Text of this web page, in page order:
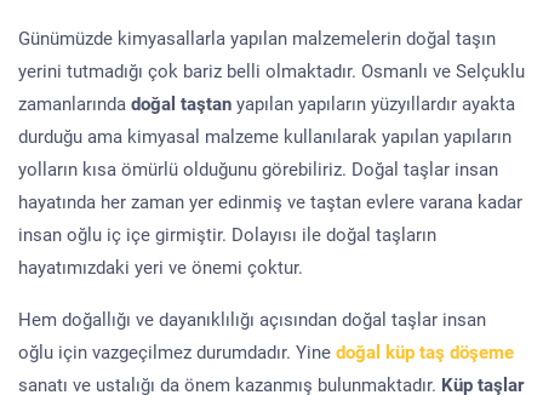
Günümüzde kimyasallarla yapılan malzemelerin doğal taşın
yerini tutmadığı çok bariz belli olmaktadır. Osmanlı ve Selçuklu
zamanlarında doğal taştan yapılan yapıların yüzyıllardır ayakta
durduğu ama kimyasal malzeme kullanılarak yapılan yapıların
yolların kısa ömürlü olduğunu görebiliriz. Doğal taşlar insan
hayatında her zaman yer edinmiş ve taştan evlere varana kadar
insan oğlu iç içe girmiştir. Dolayısı ile doğal taşların
hayatımızdaki yeri ve önemi çoktur.
Hem doğallığı ve dayanıklılığı açısından doğal taşlar insan
oğlu için vazgeçilmez durumdadır. Yine doğal küp taş döşeme
sanatı ve ustalığı da önem kazanmış bulunmaktadır. Küp taşlar